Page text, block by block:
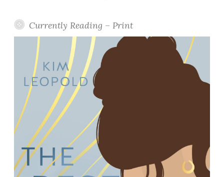
Currently Reading – Print